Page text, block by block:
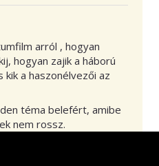
arról , hogyan
hogyan zajik a háború
kik a haszonélvezői az
téma belefért, amibe
nem rossz.